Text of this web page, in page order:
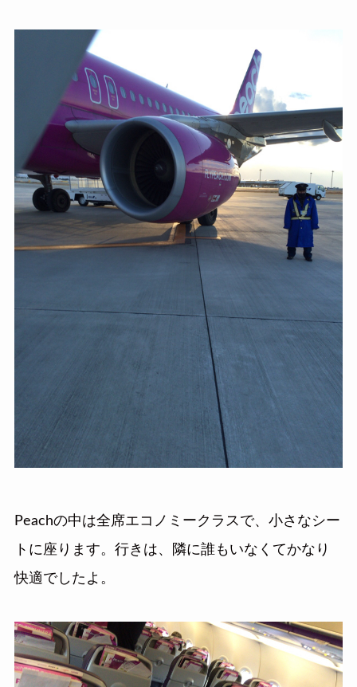
Peachの中は全席エコノミークラスで、小さなシー
トに座ります。行きは、隣に誰もいなくてかなり
快適でしたよ。